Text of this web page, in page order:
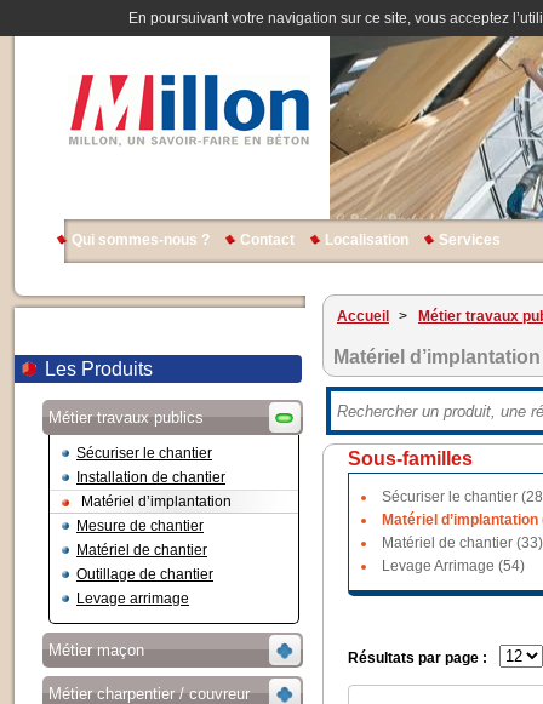
En poursuivant votre navigation sur ce site, vous acceptez
Qui sommes-nous ? Contact Localisation Services
Les Produits
Métier travaux publics
Sécuriser le chantier
Installation de chantier
Matériel d’implantation
Mesure de chantier
Matériel de chantier
Outillage de chantier
Levage arrimage
Métier maçon
Métier charpentier / couvreur
Accueil > Métier travaux
Matériel d’implantation
Sous-familles
Sécuriser le chantier
Matériel d’implantation
Matériel de chantier (33)
Levage Arrimage (54)
Résultats par page :